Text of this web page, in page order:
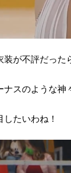
が不評だった
スのような神
たいわね！